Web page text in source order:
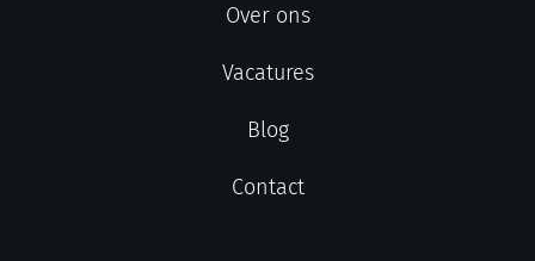
Over ons
Vacatures
Blog
Contact